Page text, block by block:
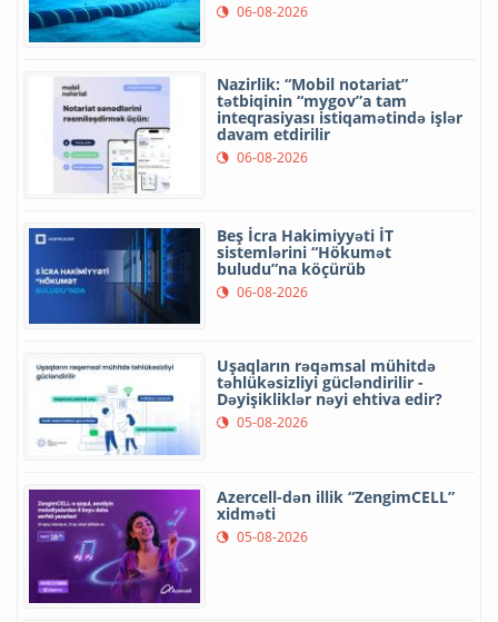
06-08-2026
Nazirlik: “Mobil notariat”
tətbiqinin “mygov”a tam
inteqrasiyası istiqamətində işlər
davam etdirilir
06-08-2026
Beş İcra Hakimiyyəti İT
sistemlərini “Hökumət
buludu”na köçürüb
06-08-2026
Uşaqların rəqəmsal mühitdə
təhlükəsizliyi gücləndirilir -
Dəyişikliklər nəyi ehtiva edir?
05-08-2026
Azercell-dən illik “ZengimCELL”
xidməti
05-08-2026